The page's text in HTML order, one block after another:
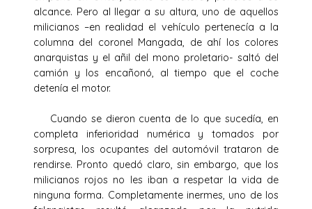
alcance. Pero al llegar a su altura, uno de aquellos
milicianos –en realidad el vehículo pertenecía a la
columna del coronel Mangada, de ahí los colores
anarquistas y el añil del mono proletario- saltó del
camión y los encañonó, al tiempo que el coche
detenía el motor.
Cuando se dieron cuenta de lo que sucedía, en
completa inferioridad numérica y tomados por
sorpresa, los ocupantes del automóvil trataron de
rendirse. Pronto quedó claro, sin embargo, que los
milicianos rojos no les iban a respetar la vida de
ninguna forma. Completamente inermes, uno de los